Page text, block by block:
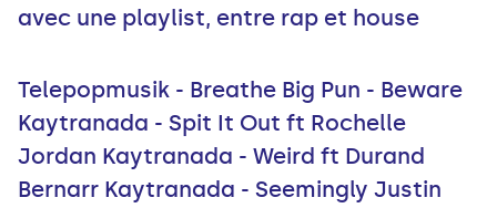
avec une playlist, entre rap et house
Telepopmusik - Breathe Big Pun - Beware
Kaytranada - Spit It Out ft Rochelle
Jordan Kaytranada - Weird ft Durand
Bernarr Kaytranada - Seemingly Justin